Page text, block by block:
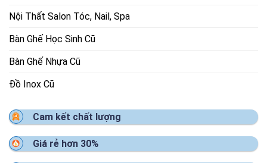
Nội Thất Salon Tóc, Nail, Spa
Bàn Ghế Học Sinh Cũ
Bàn Ghế Nhựa Cũ
Đồ Inox Cũ
Cam kết chất lượng
Giá rẻ hơn 30%